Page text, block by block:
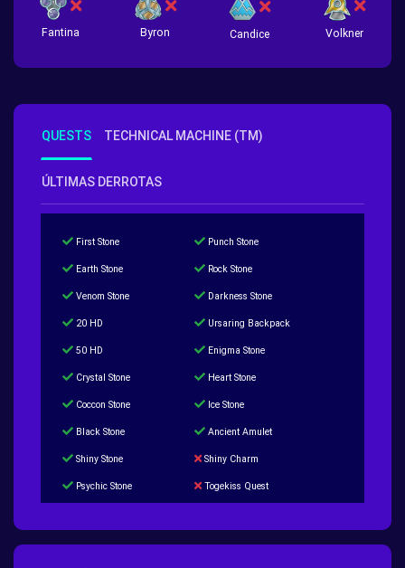
Fantina Byron Candice Volkner
QUESTS TECHNICAL MACHINE (TM)
ÚLTIMAS DERROTAS
First Stone Punch Stone
Earth Stone Rock Stone
Venom Stone Darkness Stone
20 HD Ursaring Backpack
50 HD Enigma Stone
Crystal Stone Heart Stone
Coccon Stone Ice Stone
Black Stone Ancient Amulet
Shiny Stone Shiny Charm
Psychic Stone Togekiss Quest